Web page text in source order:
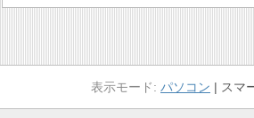
パソコン スマ